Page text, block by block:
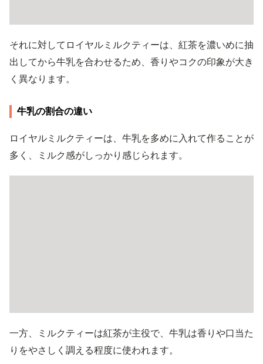
それに対してロイヤルミルクティーは、紅茶を濃いめに抽
出してから牛乳を合わせるため、香りやコクの印象が大き
く異なります。
牛乳の割合の違い
ロイヤルミルクティーは、牛乳を多めに入れて作ることが
多く、ミルク感がしっかり感じられます。
一方、ミルクティーは紅茶が主役で、牛乳は香りや口当た
りをやさしく調える程度に使われます。